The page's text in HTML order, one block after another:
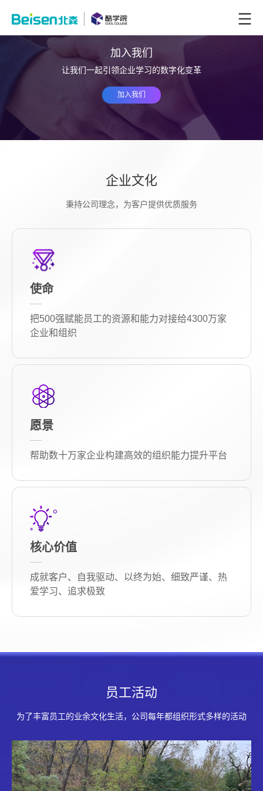
加入我们
让我们一起引领企业学习的数字化变革
加入我们
企业文化
秉持公司理念，为客户提供优质服务
使命
把500强赋能员工的资源和能力对接给4300万家
企业和组织
愿景
帮助数十万家企业构建高效的组织能力提升平台
核心价值
成就客户、自我驱动、以终为始、细致严谨、热
爱学习、追求极致
员工活动
为了丰富员工的业余文化生活，公司每年都组织形式多样的活动